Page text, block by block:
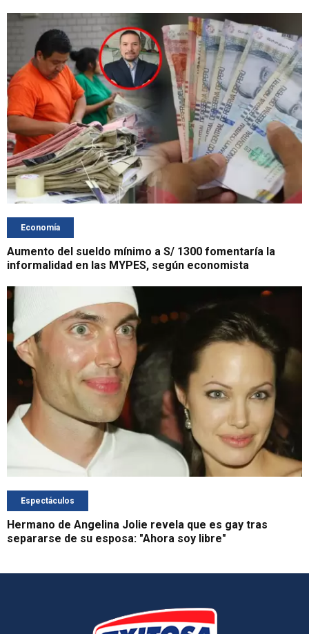
Economía
Aumento del sueldo mínimo a S/ 1300 fomentaría la
informalidad en las MYPES, según economista
Espectáculos
Hermano de Angelina Jolie revela que es gay tras
separarse de su esposa: "Ahora soy libre"